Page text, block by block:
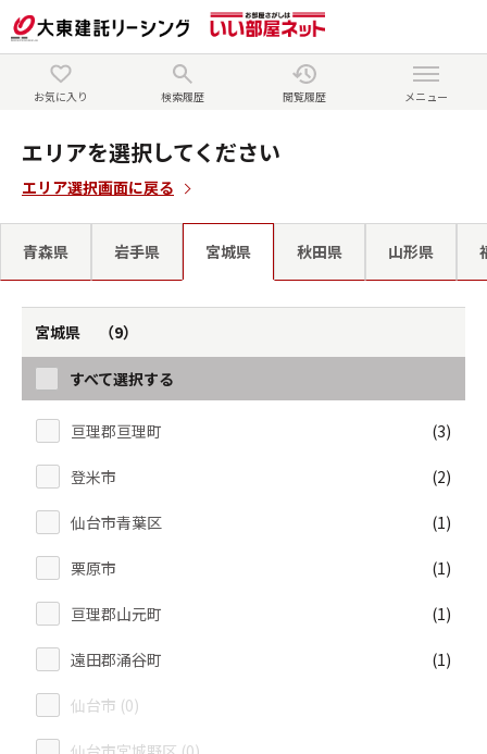
お気に入り 検索履歴 閲覧履歴 メニュー
エリアを選択してください
エリア選択画面に戻る
青森県 岩手県 宮城県 秋田県 山形県
宮城県 （9）
すべて選択する
亘理郡亘理町 (3)
登米市 (2)
仙台市青葉区 (1)
栗原市 (1)
亘理郡山元町 (1)
遠田郡涌谷町 (1)
仙台市 (0)